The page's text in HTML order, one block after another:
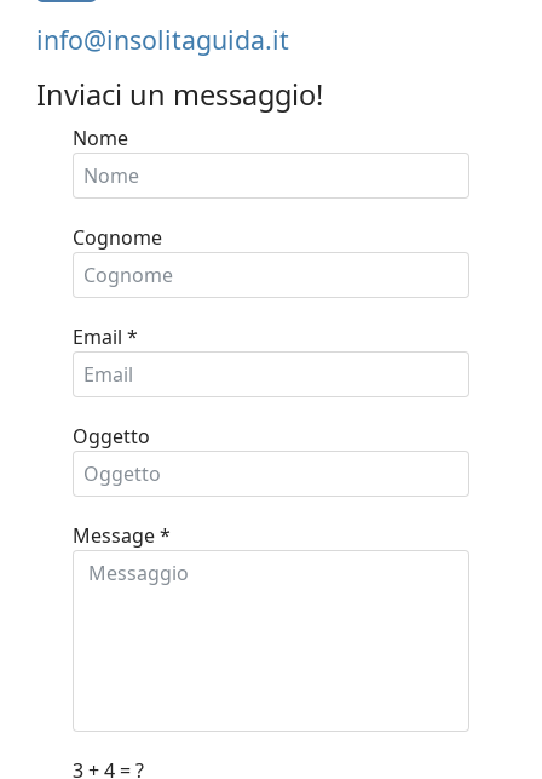
square
info@insolitaguida.it
Inviaci un messaggio!
Nome
Cognome
Email *
Oggetto
Message*
3 + 4 = ?